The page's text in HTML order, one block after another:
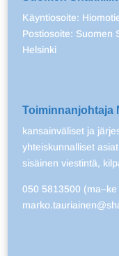
Käyntiosoite:
Postiosoite: Suomen
Helsinki
Toiminnanjohtaja
kansainväliset ja
yhteiskunnalliset
sisäinen viestintä,
050 5813500